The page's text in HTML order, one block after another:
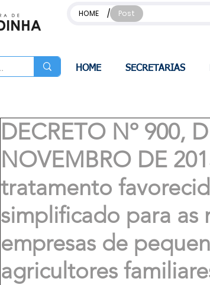
HOME / Post
HOME SECRETARIAS
DECRETO Nº 900,
NOVEMBRO DE
tratamento
simplificado para as
empresas de
agricultores